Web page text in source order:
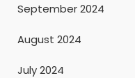
September 2024
August 2024
July 2024